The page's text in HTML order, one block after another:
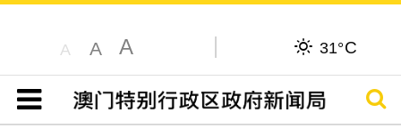
A A A 31°C
目录
搜寻